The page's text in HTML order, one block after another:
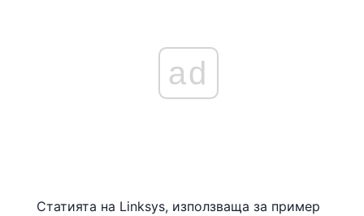
ad
Статията на Linksys, използваща за пример